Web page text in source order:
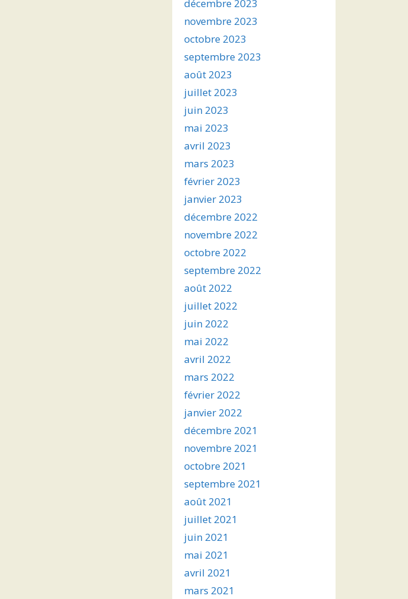
décembre 2023
novembre 2023
octobre 2023
septembre 2023
août 2023
juillet 2023
juin 2023
mai 2023
avril 2023
mars 2023
février 2023
janvier 2023
décembre 2022
novembre 2022
octobre 2022
septembre 2022
août 2022
juillet 2022
juin 2022
mai 2022
avril 2022
mars 2022
février 2022
janvier 2022
décembre 2021
novembre 2021
octobre 2021
septembre 2021
août 2021
juillet 2021
juin 2021
mai 2021
avril 2021
mars 2021